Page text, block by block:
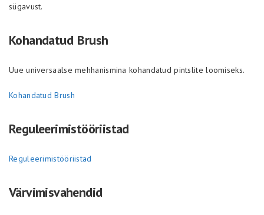
sügavust.
Kohandatud Brush
Uue universaalse mehhanismina kohandatud pintslite loomiseks.
Kohandatud Brush
Reguleerimistööriistad
Reguleerimistööriistad
Värvimisvahendid